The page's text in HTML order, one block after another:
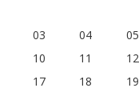
03
04 05
10
11 12
17
18 19